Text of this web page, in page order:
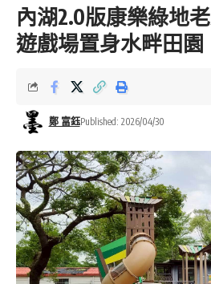
內湖2.0版康樂綠地
遊戲場置身水畔田園
鄭 富鈺Published: 2026/04/30